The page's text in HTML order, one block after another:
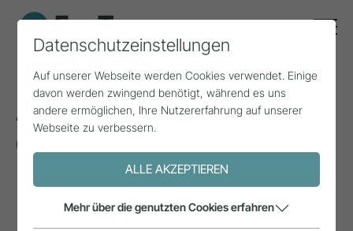
Aktuelle Beiträge aus
der Forschung, Praxis
und aus Projekten.
Datenschutzeinstellungen
Auf unserer Webseite werden Cookies verwendet. Einige
davon werden zwingend benötigt, während es uns
andere ermöglichen, Ihre Nutzererfahrung auf unserer
Webseite zu verbessern.
ALLE AKZEPTIEREN
Mehr über die genutzten Cookies erfahren